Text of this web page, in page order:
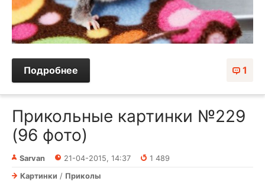
1
Подробнее
Прикольные картинки №229
(96 фото)
Sarvan 21-04-2015, 14:37
1 489
Картинки / Приколы